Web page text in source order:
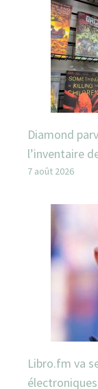
Diamond
l’inventaire
7 août 2026
Libro.fm va
électroniques